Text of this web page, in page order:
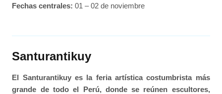
Fechas centrales: 01 – 02 de noviembre
Santurantikuy
El Santurantikuy es la feria artística costumbrista más
grande de todo el Perú, donde se reúnen escultores,